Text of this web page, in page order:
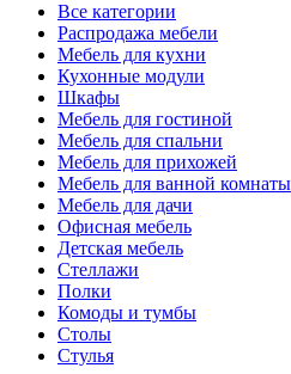
Все категории
Распродажа мебели
Мебель для кухни
Кухонные модули
Шкафы
Мебель для гостиной
Мебель для спальни
Мебель для прихожей
Мебель для ванной комнаты
Мебель для дачи
Офисная мебель
Детская мебель
Стеллажи
Полки
Комоды и тумбы
Столы
Стулья